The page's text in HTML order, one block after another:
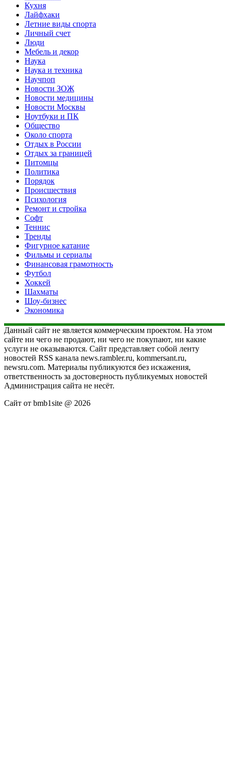
Кухня
Лайфхаки
Летние виды спорта
Личный счет
Люди
Мебель и декор
Наука
Наука и техника
Научпоп
Новости ЗОЖ
Новости медицины
Новости Москвы
Ноутбуки и ПК
Общество
Около спорта
Отдых в России
Отдых за границей
Питомцы
Политика
Порядок
Происшествия
Психология
Ремонт и стройка
Софт
Теннис
Тренды
Фигурное катание
Фильмы и сериалы
Финансовая грамотность
Футбол
Хоккей
Шахматы
Шоу-бизнес
Экономика
Данный сайт не является коммерческим проектом. На этом
сайте ни чего не продают, ни чего не покупают, ни какие
услуги не оказываются. Сайт представляет собой ленту
новостей RSS канала news.rambler.ru, kommersant.ru,
newsru.com. Материалы публикуются без искажения,
ответственность за достоверность публикуемых новостей
Администрация сайта не несёт.
Сайт от bmb1site @ 2026